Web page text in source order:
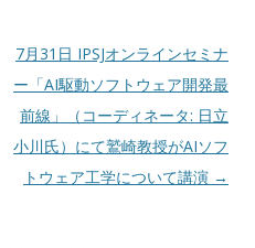
7月31日 IPSJオンラインセミナ
ー「AI駆動ソフトウェア開発最
前線」（コーディネータ: 日立
小川氏）にて鷲崎教授がAIソフ
トウェア工学について講演 →